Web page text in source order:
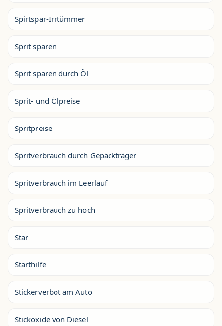
Spirtspar-Irrtümmer
Sprit sparen
Sprit sparen durch Öl
Sprit- und Ölpreise
Spritpreise
Spritverbrauch durch Gepäckträger
Spritverbrauch im Leerlauf
Spritverbrauch zu hoch
Star
Starthilfe
Stickerverbot am Auto
Stickoxide von Diesel